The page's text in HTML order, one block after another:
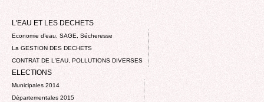
L'EAU ET LES DECHETS
Economie d’eau, SAGE, Sécheresse
La GESTION DES DECHETS
CONTRAT DE L'EAU, POLLUTIONS DIVERSES
ELECTIONS
Municipales 2014
Départementales 2015